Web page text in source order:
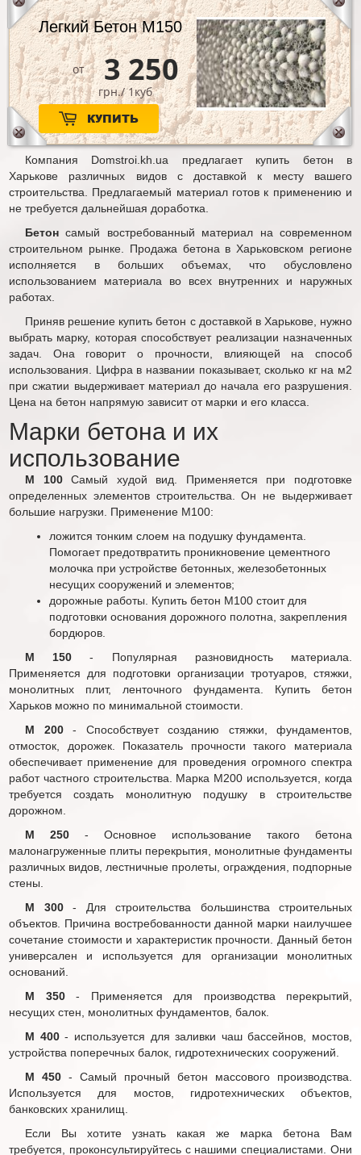
Легкий Бетон М150
от 3 250
грн./ 1куб
КУПИТЬ
Компания Domstroi.kh.ua предлагает купить бетон в
Харькове различных видов с доставкой к месту вашего
строительства. Предлагаемый материал готов к применению и
не требуется дальнейшая доработка.
Бетон самый востребованный материал на современном
строительном рынке. Продажа бетона в Харьковском регионе
исполняется в больших объемах, что обусловлено
использованием материала во всех внутренних и наружных
работах.
Приняв решение купить бетон с доставкой в Харькове, нужно
выбрать марку, которая способствует реализации назначенных
задач. Она говорит о прочности, влияющей на способ
использования. Цифра в названии показывает, сколько кг на м2
при сжатии выдерживает материал до начала его разрушения.
Цена на бетон напрямую зависит от марки и его класса.
Марки бетона и их
использование
М 100Самый худой вид. Применяется при подготовке
определенных элементов строительства. Он не выдерживает
большие нагрузки. Применение М100:
ложится тонким слоем на подушку фундамента.
Помогает предотвратить проникновение цементного
молочка при устройстве бетонных, железобетонных
несущих сооружений и элементов;
дорожные работы. Купить бетон М100 стоит для
подготовки основания дорожного полотна, закрепления
бордюров.
М 150 - Популярная разновидность материала.
Применяется для подготовки организации тротуаров, стяжки,
монолитных плит, ленточного фундамента. Купить бетон
Харьков можно по минимальной стоимости.
М 200- Способствует созданию стяжки, фундаментов,
отмосток, дорожек. Показатель прочности такого материала
обеспечивает применение для проведения огромного спектра
работ частного строительства. Марка М200 используется, когда
требуется создать монолитную подушку в строительстве
дорожном.
М 250 - Основное использование такого бетона
малонагруженные плиты перекрытия, монолитные фундаменты
различных видов, лестничные пролеты, ограждения, подпорные
стены.
М 300- Для строительства большинства строительных
объектов. Причина востребованности данной марки наилучшее
сочетание стоимости и характеристик прочности. Данный бетон
универсален и используется для организации монолитных
оснований.
М 350- Применяется для производства перекрытий,
несущих стен, монолитных фундаментов, балок.
М 400- используется для заливки чаш бассейнов, мостов,
устройства поперечных балок, гидротехнических сооружений.
М 450 - Самый прочный бетон массового производства.
Используется для мостов, гидротехнических объектов,
банковских хранилищ.
Если Вы хотите узнать какая же марка бетона Вам
требуется, проконсультируйтесь с нашими специалистами. Они